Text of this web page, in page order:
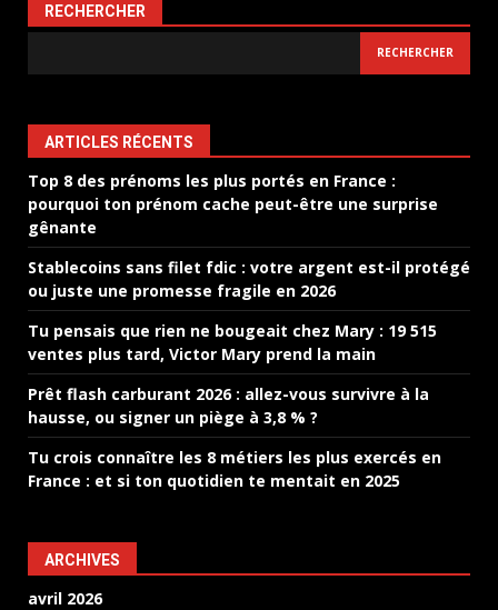
RECHERCHER
RECHERCHER
ARTICLES RÉCENTS
Top 8 des prénoms les plus portés en France :
pourquoi ton prénom cache peut-être une surprise
gênante
Stablecoins sans filet fdic : votre argent est-il protégé
ou juste une promesse fragile en 2026
Tu pensais que rien ne bougeait chez Mary : 19 515
ventes plus tard, Victor Mary prend la main
Prêt flash carburant 2026 : allez-vous survivre à la
hausse, ou signer un piège à 3,8 % ?
Tu crois connaître les 8 métiers les plus exercés en
France : et si ton quotidien te mentait en 2025
ARCHIVES
avril 2026